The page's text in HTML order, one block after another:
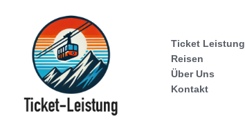
Ticket Leistung
Reisen
Über Uns
Kontakt